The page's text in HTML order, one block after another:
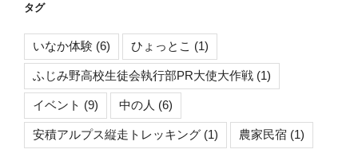
【逢
瀬
ひ
っ
と
こ
愛
タグ
いなか体験 (6) ひょっとこ (1)
ふじみ野高校生徒会執行部PR大使大作戦 (1)
イベント (9) 中の人 (6)
安積アルプス縦走トレッキング (1) 農家民宿 (1)